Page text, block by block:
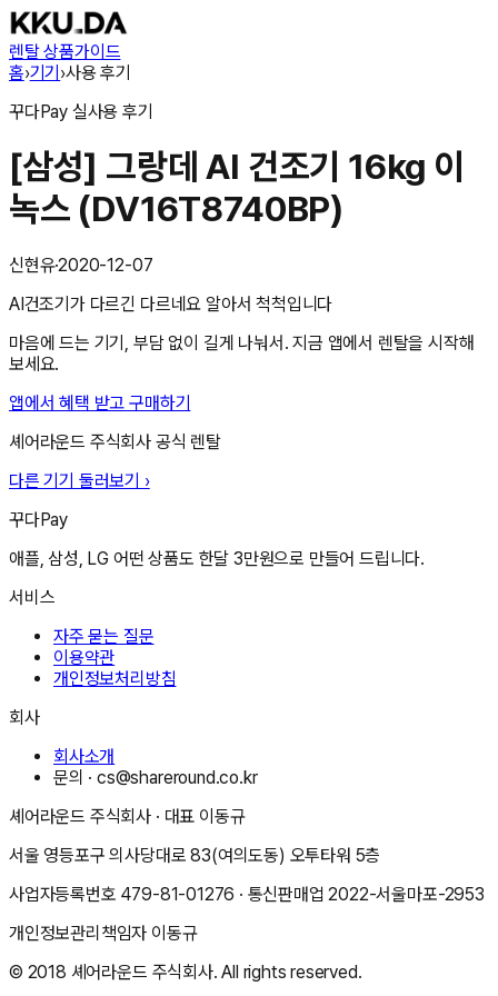
렌탈 상품가이드
홈›기기›사용 후기
꾸다Pay 실사용 후기
[삼성] 그랑데 AI 건조기 16kg 이
녹스 (DV16T8740BP)
신현유·2020-12-07
AI건조기가 다르긴 다르네요 알아서 척척입니다
마음에 드는 기기, 부담 없이 길게 나눠서. 지금 앱에서 렌탈을 시작해
보세요.
앱에서 혜택 받고 구매하기
셰어라운드 주식회사 공식 렌탈
다른 기기 둘러보기 ›
꾸다Pay
애플, 삼성, LG 어떤 상품도 한달 3만원으로 만들어 드립니다.
서비스
자주 묻는 질문
이용약관
개인정보처리방침
회사
회사소개
문의 ·cs@shareround.co.kr
셰어라운드 주식회사 · 대표 이동규
서울 영등포구 의사당대로 83(여의도동) 오투타워 5층
사업자등록번호 479-81-01276 · 통신판매업2022-서울마포-2953
개인정보관리책임자 이동규
© 2018 셰어라운드 주식회사. All rights reserved.